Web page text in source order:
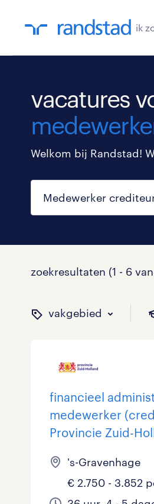
ik
vacatures
Welkom bij Randstad!
zoekresultaten (1 - 6
vakgebied
binnen
Administratief
Callcenter /
Engineering 0
op welk
Basisonderwijs
HBO 0
MBO, HAVO,
hoeveel
0 - 8 uur 0
25 - 32 uur 1
welk
Detachering 0
Vast 1
financieel
medewerker
Provincie Zuid-
's-Gravenhage
€ 2.750 - 3.852